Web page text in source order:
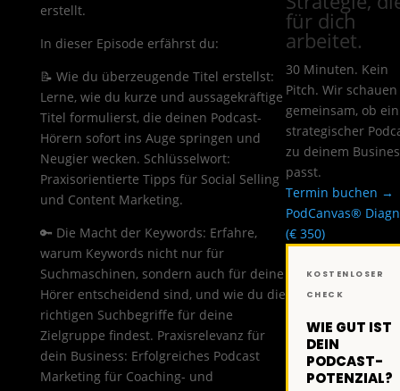
erstellt.
In dieser Episode erfährst du:
📝 Wie du überzeugende Titel erstellst:
Lerne, wie du kurze und aussagekräftige
Titel formulierst, die deinen Podcast-
Hörern sofort ins Auge springen und
Neugier wecken. Schlüsselwort:
Praxisorientierte Tipps für Social Selling
und Content Marketing.
🔑 Die Macht der Keywords: Erfahre,
warum Keywords nicht nur für
Suchmaschinen, sondern auch für deine
Hörer entscheidend sind, und wie du die
richtigen Suchbegriffe für deine
Zielgruppe findest. Praxisrelevanz für
dein Business: Erfolgreiches Podcast
Marketing für Coaching- und
für dich
arbeitet.
30 Minuten. Kein
Pitch. Wir schauen
gemeinsam, ob ein
strategischer
zu deinem
passt.
Termin buchen →
PodCanvas®
(€ 350)
KOSTENLOSER
CHECK
WIE GUT IST
DEIN
PODCAST-
POTENZIAL?